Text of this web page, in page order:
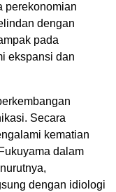
perekonomian
dengan
pada
ekspansi dan
Secara
kematian
dalam
dengan idiologi